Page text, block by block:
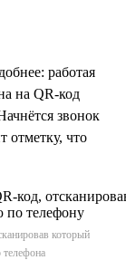
работая
на QR-код
звонок
отметку, что
который